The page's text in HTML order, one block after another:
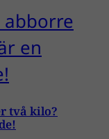
två kilo?